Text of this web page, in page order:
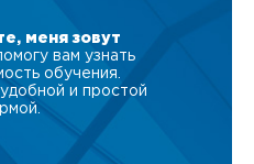
меня зовут
вам узнать
обучения.
и простой